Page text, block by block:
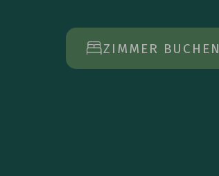
ZIMMER BUCHEN